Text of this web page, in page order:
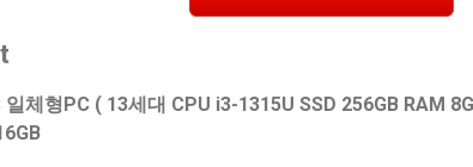
체형PC ( 13세대 CPU i3-1315U SSD 256GB RAM